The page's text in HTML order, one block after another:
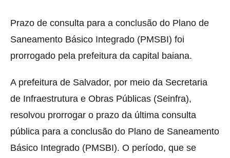
Prazo de consulta para a conclusão do Plano de
Saneamento Básico Integrado (PMSBI) foi
prorrogado pela prefeitura da capital baiana.
A prefeitura de Salvador, por meio da Secretaria
de Infraestrutura e Obras Públicas (Seinfra),
resolvou prorrogar o prazo da última consulta
pública para a conclusão do Plano de Saneamento
Básico Integrado (PMSBI). O período, que se